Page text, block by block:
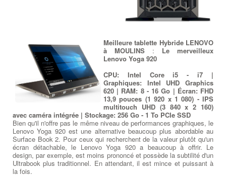
Meilleure tablette Hybride LENOVO
à MOULINS : Le merveilleux
Lenovo Yoga 920
CPU: Intel Core i5 - i7 |
Graphiques: Intel UHD Graphics
620 | RAM: 8 - 16 Go | Écran: FHD
13,9 pouces (1 920 x 1 080) - IPS
multitouch UHD (3 840 x 2 160)
avec caméra intégrée | Stockage: 256 Go - 1 To PCIe SSD
Bien qu'il n'offre pas le même niveau de performances graphiques, le
Lenovo Yoga 920 est une alternative beaucoup plus abordable au
Surface Book 2. Pour ceux qui recherchent de la valeur plutôt qu'un
écran détachable, le Lenovo Yoga 920 a beaucoup à offrir. Le
design, par exemple, est moins prononcé et possède la subtilité d'un
Ultrabook plus traditionnel. En attendant, il est mince et puissant à
la fois.